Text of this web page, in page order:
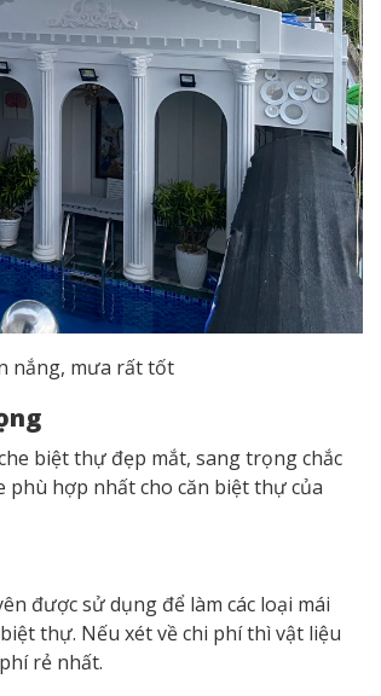
nắng, mưa rất tốt
biệt thự đẹp mắt, sang trọng chắc
phù hợp nhất cho căn biệt thự của
được sử dụng để làm các loại mái
thự. Nếu xét về chi phí thì vật liệu
rẻ nhất.